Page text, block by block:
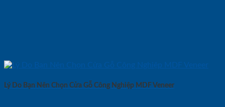
Lý Do Bạn Nên Chọn Cửa Gỗ Công Nghiệp MDF Veneer